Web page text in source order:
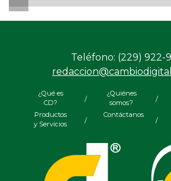
Teléfono: (229) 922-
¿Qué es
CD?
/
¿Quiénes
somos?
/
Productos
y Servicios
/
Contáctanos
/